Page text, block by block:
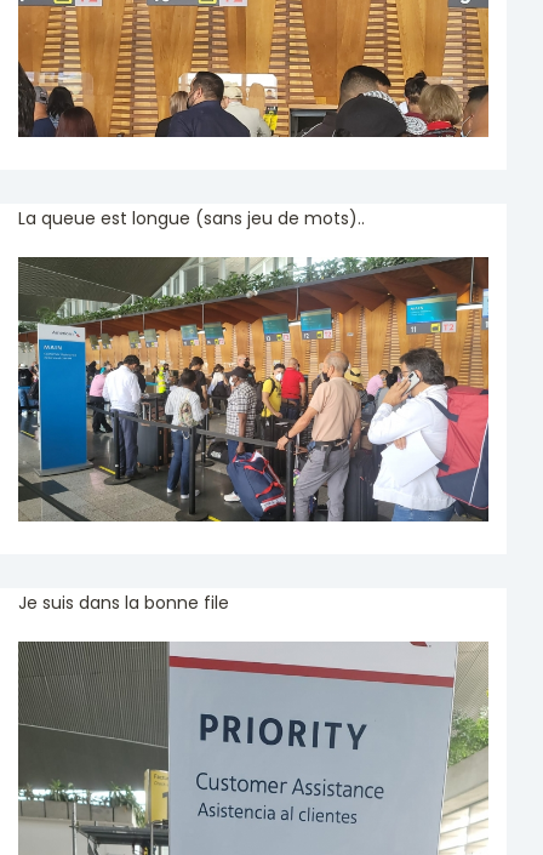
La queue est longue (sans jeu de mots)..
Je suis dans la bonne file